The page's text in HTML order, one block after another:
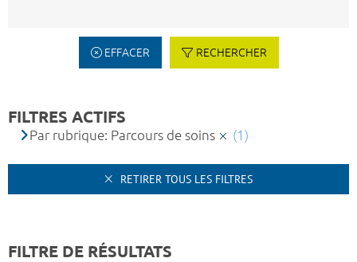
EFFACER RECHERCHER
FILTRES ACTIFS
Par rubrique: Parcours de soins (1)
RETIRER TOUS LES FILTRES
FILTRE DE RÉSULTATS